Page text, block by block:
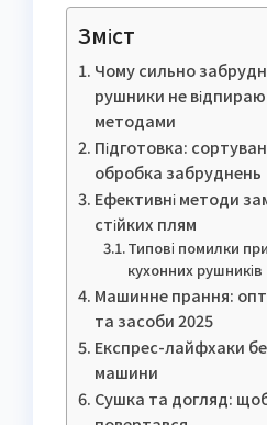
Зміст
Чому сильно
рушники не
методами
Підготовка:
обробка забруднень
Ефективні методи
стійких плям
Типові помилки
кухонних рушників
Машинне прання:
та засоби 2025
Експрес-лайфхаки
машини
Сушка та догляд: